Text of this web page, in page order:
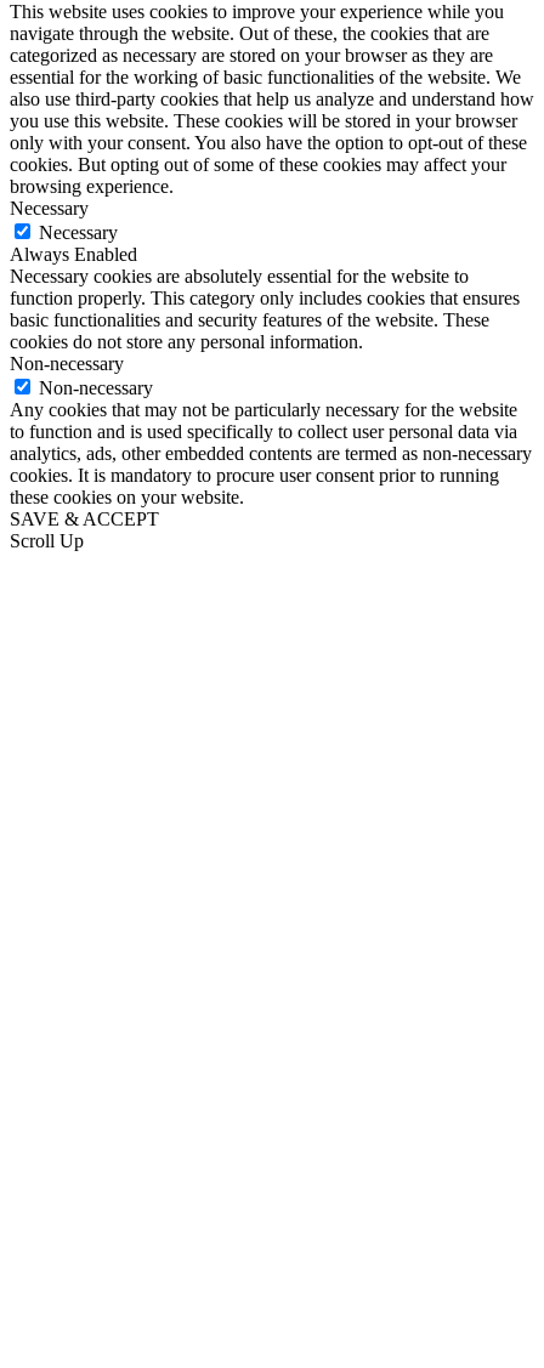
This website uses cookies to improve your experience while you
navigate through the website. Out of these, the cookies that are
categorized as necessary are stored on your browser as they are
essential for the working of basic functionalities of the website. We
also use third-party cookies that help us analyze and understand how
you use this website. These cookies will be stored in your browser
only with your consent. You also have the option to opt-out of these
cookies. But opting out of some of these cookies may affect your
browsing experience.
Necessary
Necessary
Always Enabled
Necessary cookies are absolutely essential for the website to
function properly. This category only includes cookies that ensures
basic functionalities and security features of the website. These
cookies do not store any personal information.
Non-necessary
Non-necessary
Any cookies that may not be particularly necessary for the website
to function and is used specifically to collect user personal data via
analytics, ads, other embedded contents are termed as non-necessary
cookies. It is mandatory to procure user consent prior to running
these cookies on your website.
SAVE & ACCEPT
Scroll Up